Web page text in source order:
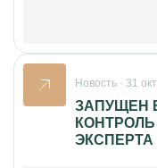
Новость · 31
ЗАПУЩЕН